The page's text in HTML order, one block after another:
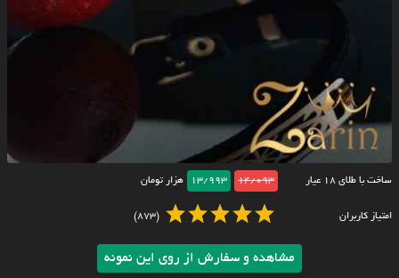
ساخت با طلای ۱۸ عیار 14/093
13/993 هزار تومان
امتیاز کاربران (873)
مشاهده و سفارش از روی این نمونه